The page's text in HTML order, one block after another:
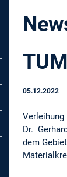
05.12.2022
Dr.
dem